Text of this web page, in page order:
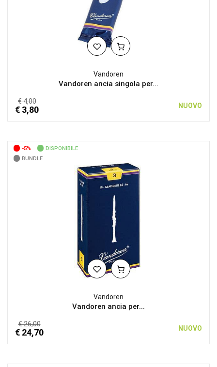
Vandoren
Vandoren ancia singola per...
€ 4,00
€ 3,80 NUOVO
-5%
DISPONIBILE
BUNDLE
Vandoren
Vandoren ancia per...
€ 26,00
€ 24,70 NUOVO